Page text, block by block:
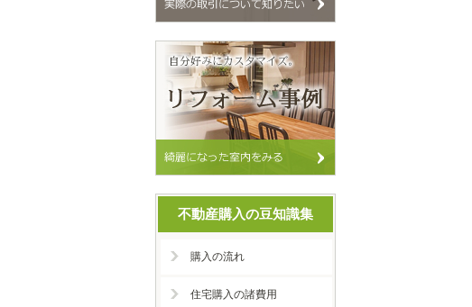
不動産購入の豆知識集
購入の流れ
住宅購入の諸費用